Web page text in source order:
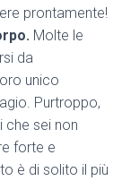
prontamente!
Molte le
da
unico
Purtroppo,
che sei non
forte e
è di solito il più